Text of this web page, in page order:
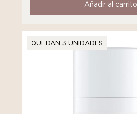
Añadir al carrito
QUEDAN 3 UNIDADES